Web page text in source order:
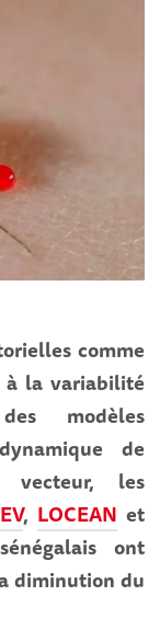
comme
la variabilité
modèles
de
vecteur, les
, LOCEAN et
ont
diminution du